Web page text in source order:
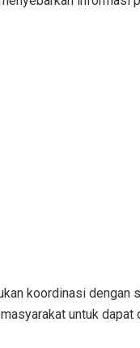
koordinasi
untuk